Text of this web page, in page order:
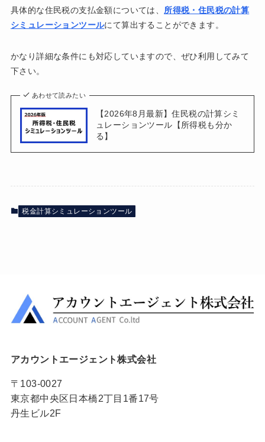
具体的な住民税の支払金額については、 所得税・住民税の計算
シミュレーションツールにて算出することができます。
かなり詳細な条件にも対応していますので、ぜひ利用してみて
下さい。
あわせて読みたい
【2026年8月最新】住民税の計算シミ
ュレーションツール【所得税も分か
る】
税金計算シミュレーションツール
アカウントエージェント株式会社
〒103-0027
東京都中央区日本橋2丁目1番17号
丹生ビル2F